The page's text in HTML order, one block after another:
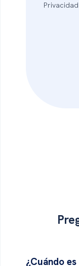
Privacidad
¿Cuándo